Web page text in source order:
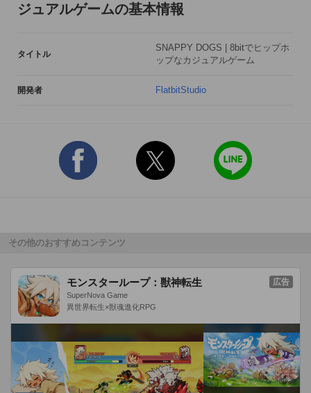
ジュアルゲームの基本情報
タイトル
SNAPPY DOGS | 8bitでヒップホ
ップなカジュアルゲーム
開発者 FlatbitStudio
その他のおすすめコンテンツ
モンスターループ：獣神転生
SuperNova Game
異世界転生×獣魂進化RPG
広告